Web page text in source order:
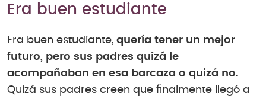
Era buen estudiante
Era buen estudiante, quería tener un mejor
futuro, pero sus padres quizá le
acompañaban en esa barcaza o quizá no.
Quizá sus padres creen que finalmente llegó a